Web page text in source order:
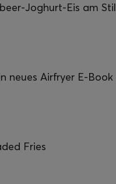
Joghurt-Eis am Stil
neues Airfryer E-Book
Fries